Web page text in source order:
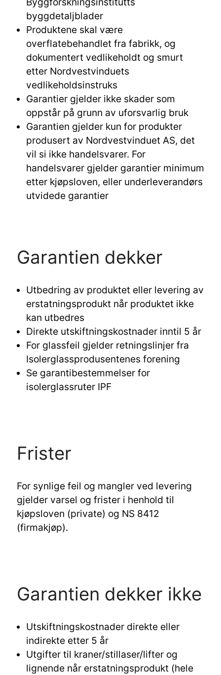
byggdetaljblader
Produktene skal være
overflatebehandlet fra fabrikk, og
dokumentert vedlikeholdt og smurt
etter Nordvestvinduets
vedlikeholdsinstruks
Garantier gjelder ikke skader som
oppstår på grunn av uforsvarlig bruk
Garantien gjelder kun for produkter
produsert av Nordvestvinduet AS, det
vil si ikke handelsvarer. For
handelsvarer gjelder garantier minimum
etter kjøpsloven, eller underleverandørs
utvidede garantier
Garantien dekker
Utbedring av produktet eller levering av
erstatningsprodukt når produktet ikke
kan utbedres
Direkte utskiftningskostnader inntil 5 år
For glassfeil gjelder retningslinjer fra
Isolerglassprodusentenes forening
Se garantibestemmelser for
isolerglassruter IPF
Frister
For synlige feil og mangler ved levering
gjelder varsel og frister i henhold til
kjøpsloven (private) og NS 8412
(firmakjøp).
Garantien dekker ikke
Utskiftningskostnader direkte eller
indirekte etter 5 år
Utgifter til kraner/stillaser/lifter og
lignende når erstatningsprodukt (hele